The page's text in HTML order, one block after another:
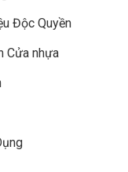
Độc Quyền
Cửa nhựa